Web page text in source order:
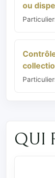
ou
QUI